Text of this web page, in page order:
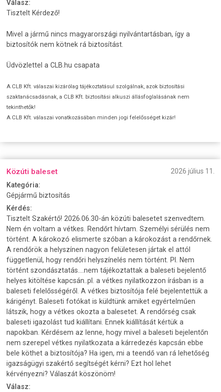
Válasz:
Tisztelt Kérdező!
Mivel a jármű nincs magyarországi nyilvántartásban, így a
biztosítók nem kötnek rá biztosítást.
Üdvözlettel a CLB.hu csapata
A CLB Kft. válaszai kizárólag tájékoztatásul szolgálnak, azok biztosítási
szaktanácsadásnak, a CLB Kft. biztosítási alkuszi állásfoglalásának nem
tekinthetők!
A CLB Kft. válaszai vonatkozásában minden jogi felelősséget kizár!
Közúti baleset
2026 július 11.
Kategória:
Gépjármű biztosítás
Kérdés:
Tisztelt Szakértő! 2026.06.30-án közúti balesetet szenvedtem.
Nem én voltam a vétkes. Rendőrt hívtam. Személyi sérülés nem
történt. A károkozó elismerte szóban a károkozást a rendőrnek.
A rendőrök a helyszínen nagyon felületesen jártak el attól
függetlenül, hogy rendőri helyszínelés nem történt. Pl. Nem
történt szondásztatás....nem tájékoztattak a baleseti bejelentő
helyes kitöltése kapcsán..pl. a vétkes nyilatkozzon írásban is a
baleseti felelősségéről. A vétkes biztosítója felé bejelentettük a
kárigényt. Baleseti fotókat is küldtünk amiket egyértelműen
látszik, hogy a vétkes okozta a balesetet. A rendőrség csak
baleseti igazolást tud kiállítani. Ennek kiállítását kértük a
napokban. Kérdésem az lenne, hogy mivel a baleseti bejelentőn
nem szerepel vétkes nyilatkozata a kárredezés kapcsán ebbe
bele köthet a biztosítója? Ha igen, mi a teendő van rá lehetőség
igazságügyi szakértő segítségét kérni? Ezt hol lehet
kérvényezni? Válaszát köszönöm!
Válasz: